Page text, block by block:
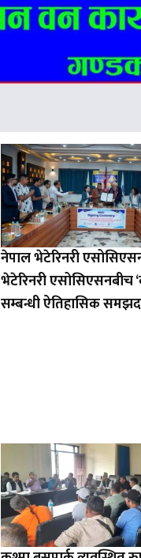
नेपाल भेटेरिनरी
भेटेरिनरी एसोसिएसनबीच
सम्बन्धी ऐतिहासिक